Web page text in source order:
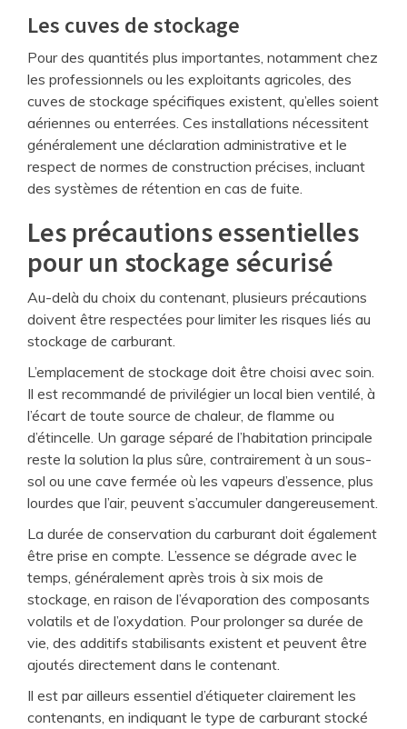
Les cuves de stockage
Pour des quantités plus importantes, notamment chez
les professionnels ou les exploitants agricoles, des
cuves de stockage spécifiques existent, qu’elles soient
aériennes ou enterrées. Ces installations nécessitent
généralement une déclaration administrative et le
respect de normes de construction précises, incluant
des systèmes de rétention en cas de fuite.
Les précautions essentielles
pour un stockage sécurisé
Au-delà du choix du contenant, plusieurs précautions
doivent être respectées pour limiter les risques liés au
stockage de carburant.
L’emplacement de stockage doit être choisi avec soin.
Il est recommandé de privilégier un local bien ventilé, à
l’écart de toute source de chaleur, de flamme ou
d’étincelle. Un garage séparé de l’habitation principale
reste la solution la plus sûre, contrairement à un sous-
sol ou une cave fermée où les vapeurs d’essence, plus
lourdes que l’air, peuvent s’accumuler dangereusement.
La durée de conservation du carburant doit également
être prise en compte. L’essence se dégrade avec le
temps, généralement après trois à six mois de
stockage, en raison de l’évaporation des composants
volatils et de l’oxydation. Pour prolonger sa durée de
vie, des additifs stabilisants existent et peuvent être
ajoutés directement dans le contenant.
Il est par ailleurs essentiel d’étiqueter clairement les
contenants, en indiquant le type de carburant stocké